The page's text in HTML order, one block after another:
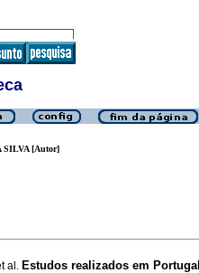
SILVA [Autor]
al. Estudos realizados em Portugal